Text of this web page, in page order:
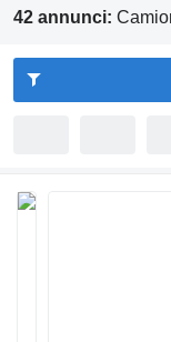
42 annunci: